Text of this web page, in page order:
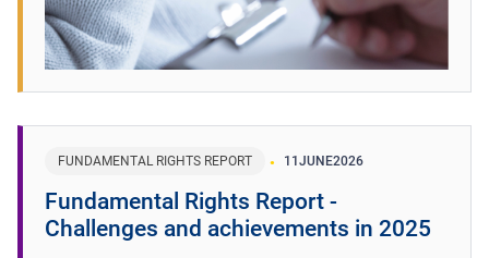
FUNDAMENTAL RIGHTS REPORT 11 JUNE2026
Fundamental Rights Report -
Challenges and achievements in 2025